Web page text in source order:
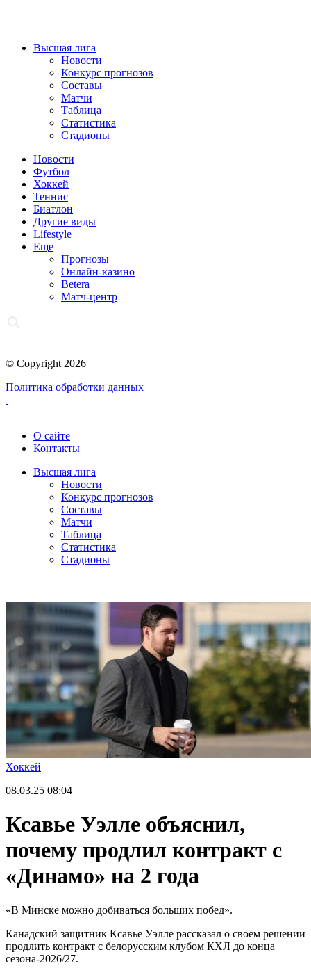
Высшая лига
Новости
Конкурс прогнозов
Составы
Матчи
Таблица
Статистика
Стадионы
Новости
Футбол
Хоккей
Теннис
Биатлон
Другие виды
Lifestyle
Еще
Прогнозы
Онлайн-казино
Betera
Матч-центр
© Copyright 2026
Политика обработки данных
О сайте
Контакты
Высшая лига
Новости
Конкурс прогнозов
Составы
Матчи
Таблица
Статистика
Стадионы
Хоккей
08.03.25 08:04
Ксавье Уэлле объяснил,
почему продлил контракт с
«Динамо» на 2 года
«В Минске можно добиваться больших побед».
Канадский защитник Ксавье Уэлле рассказал о своем решении
продлить контракт с белорусским клубом КХЛ до конца
сезона-2026/27.